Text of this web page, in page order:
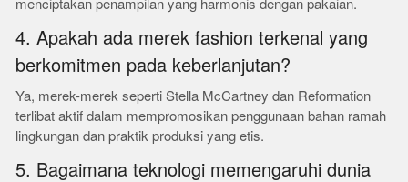
menciptakan penampilan yang harmonis dengan pakaian.
4. Apakah ada merek fashion terkenal yang
berkomitmen pada keberlanjutan?
Ya, merek-merek seperti Stella McCartney dan Reformation
terlibat aktif dalam mempromosikan penggunaan bahan ramah
lingkungan dan praktik produksi yang etis.
5. Bagaimana teknologi memengaruhi dunia